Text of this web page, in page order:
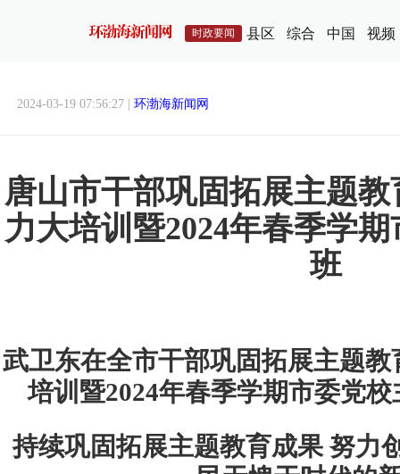
时政要闻 县区 综合 中国 视频
2024-03-19 07:56:27 | 环渤海新闻网
唐山市干部巩固拓展主题
力大培训暨2024年春季学
班
武卫东在全市干部巩固拓展主题
培训暨2024年春季学期市委党
持续巩固拓展主题教育成果 努力